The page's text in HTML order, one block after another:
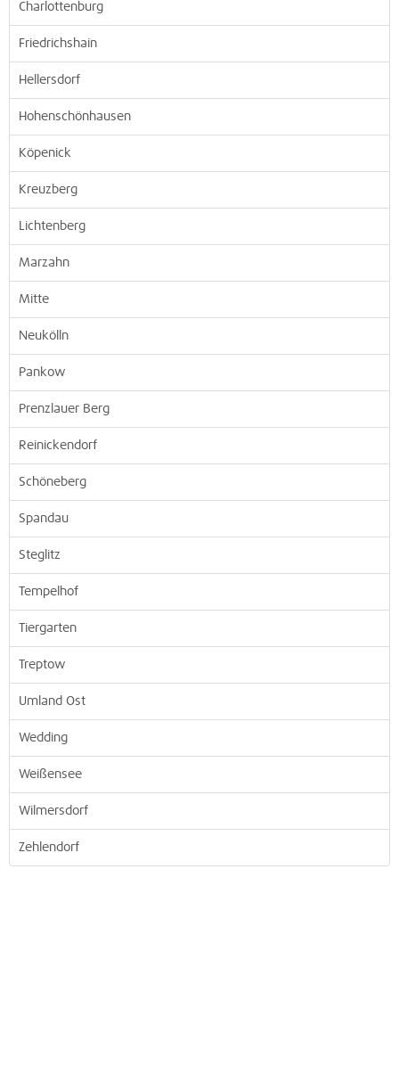
Charlottenburg
Friedrichshain
Hellersdorf
Hohenschönhausen
Köpenick
Kreuzberg
Lichtenberg
Marzahn
Mitte
Neukölln
Pankow
Prenzlauer Berg
Reinickendorf
Schöneberg
Spandau
Steglitz
Tempelhof
Tiergarten
Treptow
Umland Ost
Wedding
Weißensee
Wilmersdorf
Zehlendorf